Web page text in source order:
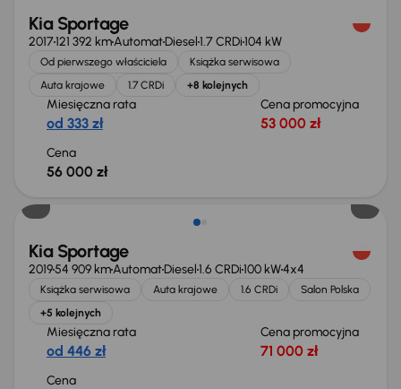
Kia Sportage
2017121 392 kmAutomatDiesel1.7 CRDi104 kW
Od pierwszego właściciela
Książka serwisowa
Auta krajowe
1.7 CRDi +8 kolejnych
Miesięczna rata
od 333 zł
Cena promocyjna
53 000 zł
Cena
56 000 zł
Kia Sportage
201954 909 kmAutomatDiesel1.6 CRDi100 kW4x4
Książka serwisowa Auta krajowe 1.6 CRDi
Salon Polska
+5 kolejnych
Miesięczna rata
od 446 zł
Cena promocyjna
71 000 zł
Cena